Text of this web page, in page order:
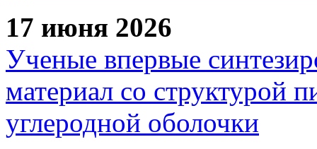
17 июня 2026
Ученые впервые
материал со структурой
углеродной оболочки